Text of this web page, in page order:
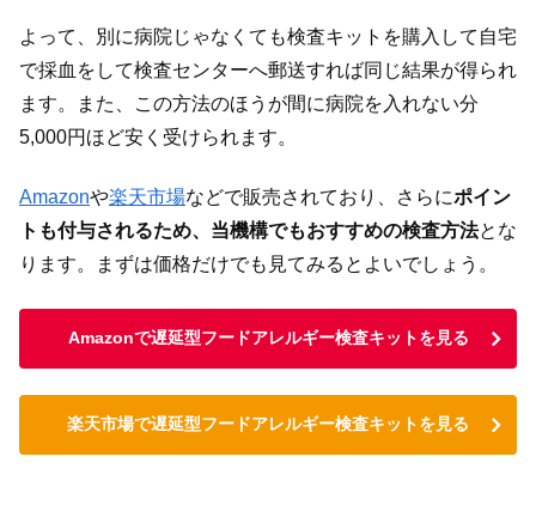
よって、別に病院じゃなくても検査キットを購入して自宅
で採血をして検査センターへ郵送すれば同じ結果が得られ
ます。また、この方法のほうが間に病院を入れない分
5,000円ほど安く受けられます。
Amazonや楽天市場などで販売されており、さらにポイン
トも付与されるため、当機構でもおすすめの検査方法とな
ります。まずは価格だけでも見てみるとよいでしょう。
Amazonで遅延型フードアレルギー検査キットを見る
楽天市場で遅延型フードアレルギー検査キットを見る